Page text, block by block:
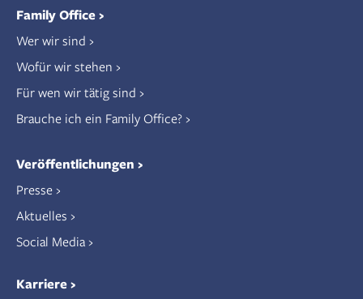
Family Office
Wer wir sind
Wofür wir stehen
Für wen wir tätig sind
Brauche ich ein Family Office?
Veröffentlichungen
Presse
Aktuelles
Social Media
Karriere